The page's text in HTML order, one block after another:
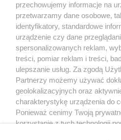
przechowujemy informacje na
przetwarzamy dane osobowe,
identyfikatory, standardowe
urządzenie czy dane
spersonalizowanych reklam,
treści, pomiar reklam i treści,
ulepszanie usług. Za zgodą
Partnerzy możemy używać
geolokalizacyjnych oraz
charakterystykę urządzenia do
Ponieważ cenimy Twoją
korzystanie z tych technologii